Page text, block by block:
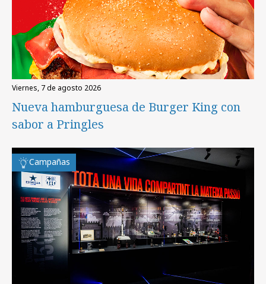
viernes, 7 de agosto 2026
Nueva hamburguesa de Burger King con
sabor a Pringles
Campañas